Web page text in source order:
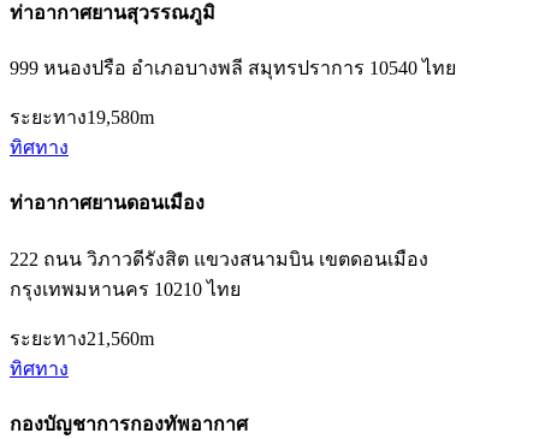
ท่าอากาศยานสุวรรณภูมิ
999 หนองปรือ อำเภอบางพลี สมุทรปราการ 10540 ไทย
ระยะทาง19,580m
ทิศทาง
ท่าอากาศยานดอนเมือง
222 ถนน วิภาวดีรังสิต แขวงสนามบิน เขตดอนเมือง
กรุงเทพมหานคร 10210 ไทย
ระยะทาง21,560m
ทิศทาง
กองบัญชาการกองทัพอากาศ